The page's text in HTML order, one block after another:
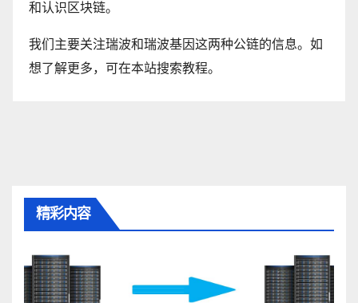
和认识区块链。
我们主要关注瑞波和瑞波基因这两种公链的信息。如
想了解更多，可在本站搜索教程。
精彩内容